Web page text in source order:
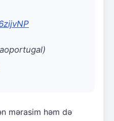
mərasim həm də